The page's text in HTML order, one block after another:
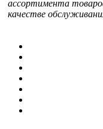
ассортимента
качестве